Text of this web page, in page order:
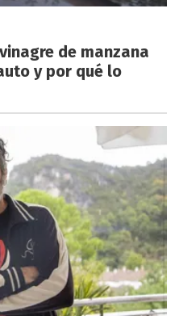
de manzana
y por qué lo